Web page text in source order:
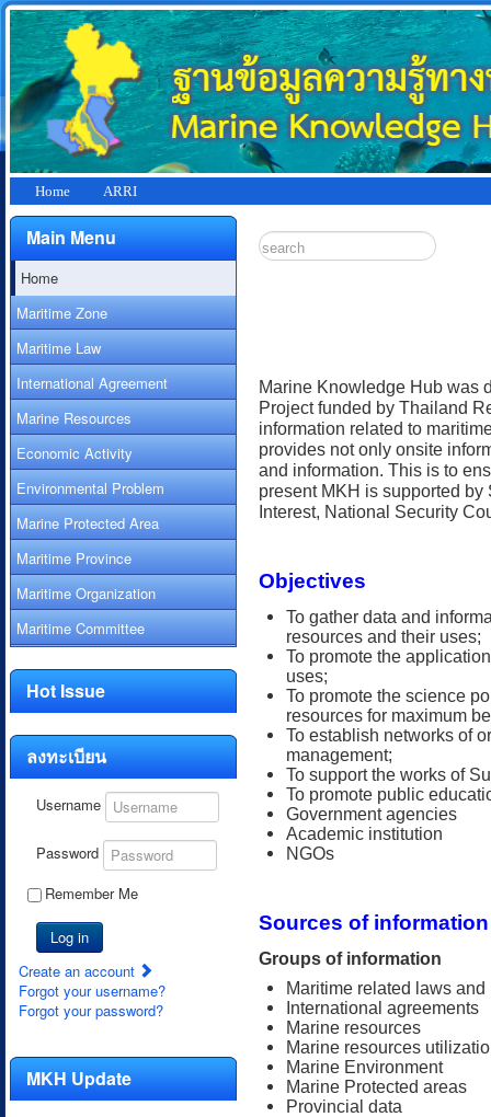
Home ARRI
Main Menu
Home
Maritime Zone
Maritime Law
International Agreement
Marine Resources
Economic Activity
Environmental Problem
Marine Protected Area
Maritime Province
Maritime Organization
Maritime Committee
Hot Issue
ลงทะเบียน
Username
Password
Remember Me
Log in
Create an account
Forgot your username?
Forgot your password?
MKH Update
Marine Knowledge Hub was
Project funded by Thailand
information related to
provides not only onsite
and information. This is to
present MKH is supported
Interest, National Security
Objectives
To gather data and
resources and their uses;
To promote the
uses;
To promote the science
resources for maximum
To establish networks of
management;
To support the works of
To promote public
Government agencies
Academic institution
NGOs
Sources of information
Groups of information
Maritime related laws
International agreements
Marine resources
Marine resources
Marine Environment
Marine Protected areas
Provincial data